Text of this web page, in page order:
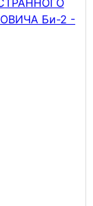
Би-2 -